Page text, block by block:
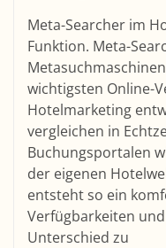
Meta-Searcher im
Funktion. Meta-
wichtigsten Online-
Hotelmarketing
vergleichen in
Buchungsportalen
der eigenen
entsteht so ein
Verfügbarkeiten
Unterschied zu